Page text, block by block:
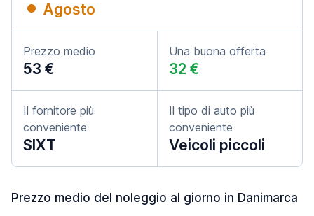
Agosto
Prezzo medio
53 €
Una buona offerta
32 €
Il fornitore più
conveniente
SIXT
Il tipo di auto più
conveniente
Veicoli piccoli
Prezzo medio del noleggio al giorno in Danimarca